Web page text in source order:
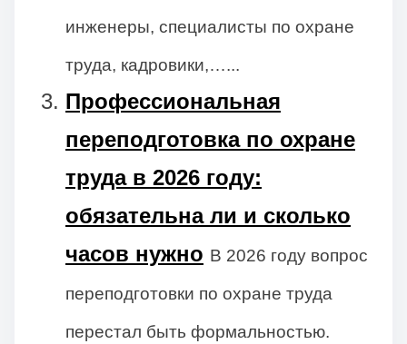
инженеры, специалисты по охране
труда, кадровики,…...
Профессиональная
переподготовка по охране
труда в 2026 году:
обязательна ли и сколько
часов нужно В 2026 году вопрос
переподготовки по охране труда
перестал быть формальностью.